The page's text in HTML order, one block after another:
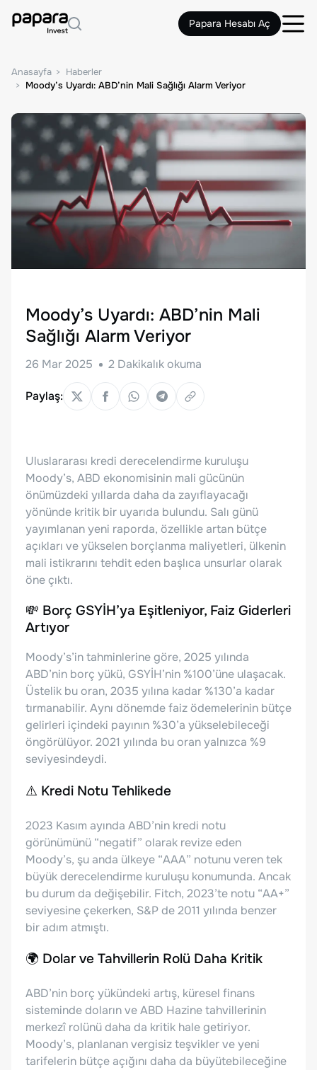
Papara Hesabı Aç
Anasayfa
Haberler
Moody’s Uyardı: ABD’nin Mali Sağlığı Alarm Veriyor
Moody’s Uyardı: ABD’nin Mali
Sağlığı Alarm Veriyor
26 Mar 2025 2 Dakikalık okuma
Paylaş:
Uluslararası kredi derecelendirme kuruluşu
Moody’s, ABD ekonomisinin mali gücünün
önümüzdeki yıllarda daha da zayıflayacağı
yönünde kritik bir uyarıda bulundu. Salı günü
yayımlanan yeni raporda, özellikle artan bütçe
açıkları ve yükselen borçlanma maliyetleri, ülkenin
mali istikrarını tehdit eden başlıca unsurlar olarak
öne çıktı.
💸 Borç GSYİH’ya Eşitleniyor, Faiz Giderleri
Artıyor
Moody’s’in tahminlerine göre, 2025 yılında
ABD’nin borç yükü, GSYİH’nin %100’üne ulaşacak.
Üstelik bu oran, 2035 yılına kadar %130’a kadar
tırmanabilir. Aynı dönemde faiz ödemelerinin bütçe
gelirleri içindeki payının %30’a yükselebileceği
öngörülüyor. 2021 yılında bu oran yalnızca %9
seviyesindeydi.
⚠️ Kredi Notu Tehlikede
2023 Kasım ayında ABD’nin kredi notu
görünümünü “negatif” olarak revize eden
Moody’s, şu anda ülkeye “AAA” notunu veren tek
büyük derecelendirme kuruluşu konumunda. Ancak
bu durum da değişebilir. Fitch, 2023’te notu “AA+”
seviyesine çekerken, S&P de 2011 yılında benzer
bir adım atmıştı.
🌍 Dolar ve Tahvillerin Rolü Daha Kritik
ABD’nin borç yükündeki artış, küresel finans
sisteminde doların ve ABD Hazine tahvillerinin
merkezî rolünü daha da kritik hale getiriyor.
Moody’s, planlanan vergisiz teşvikler ve yeni
tarifelerin bütçe açığını daha da büyütebileceğine